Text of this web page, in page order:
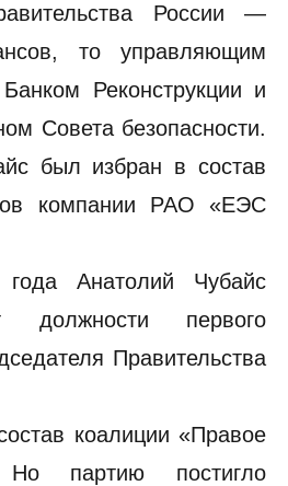
России —
то управляющим
Реконструкции и
Совета безопасности.
был избран в состав
компании РАО «ЕЭС
Анатолий Чубайс
должности первого
Правительства
коалиции «Правое
партию постигло